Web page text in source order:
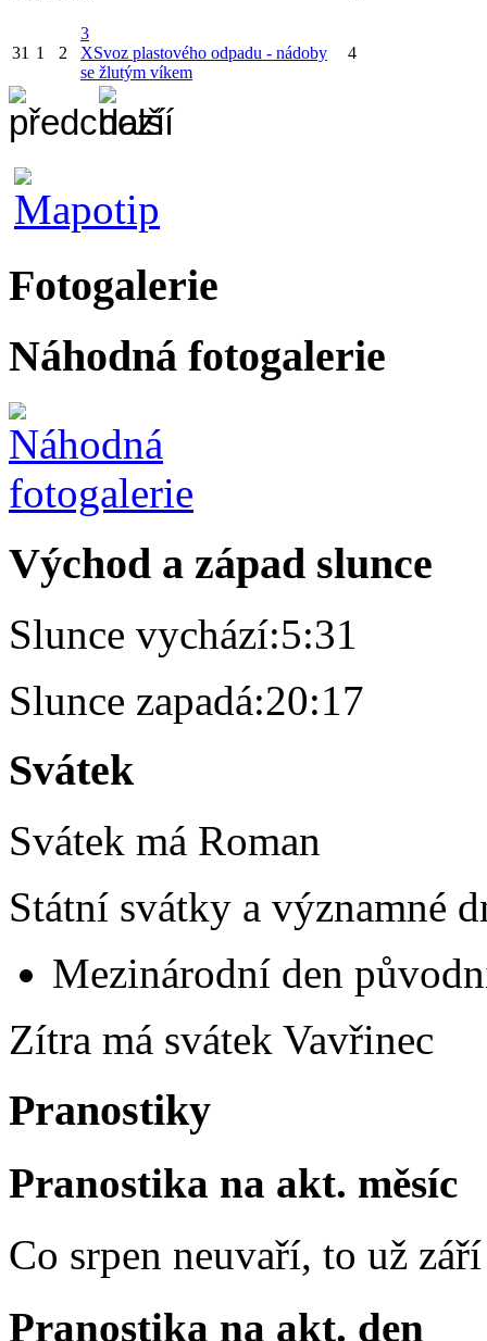
31 1 2
3
XSvoz plastového odpadu - nádoby
se žlutým víkem
4
Fotogalerie
Náhodná fotogalerie
Východ a západ slunce
Slunce vychází:5:31
Slunce zapadá:20:17
Svátek
Svátek má Roman
Státní svátky a významné
Mezinárodní den
Zítra má svátek Vavřinec
Pranostiky
Pranostika na akt. měsíc
Co srpen neuvaří, to už
Pranostika na akt. den